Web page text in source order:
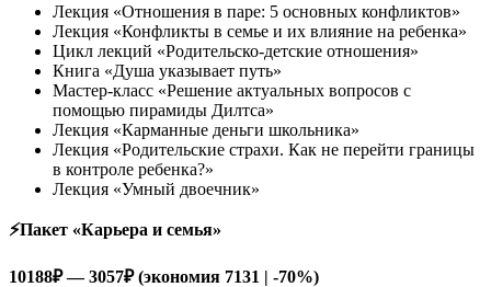
Лекция «Отношения в паре: 5 основных конфликтов»
Лекция «Конфликты в семье и их влияние на ребенка»
Цикл лекций «Родительско-детские отношения»
Книга «Душа указывает путь»
Мастер-класс «Решение актуальных вопросов с
помощью пирамиды Дилтса»
Лекция «Карманные деньги школьника»
Лекция «Родительские страхи. Как не перейти границы
в контроле ребенка?»
Лекция «Умный двоечник»
⚡️Пакет «Карьера и семья»
10188₽ — 3057₽ (экономия 7131 | -70%)